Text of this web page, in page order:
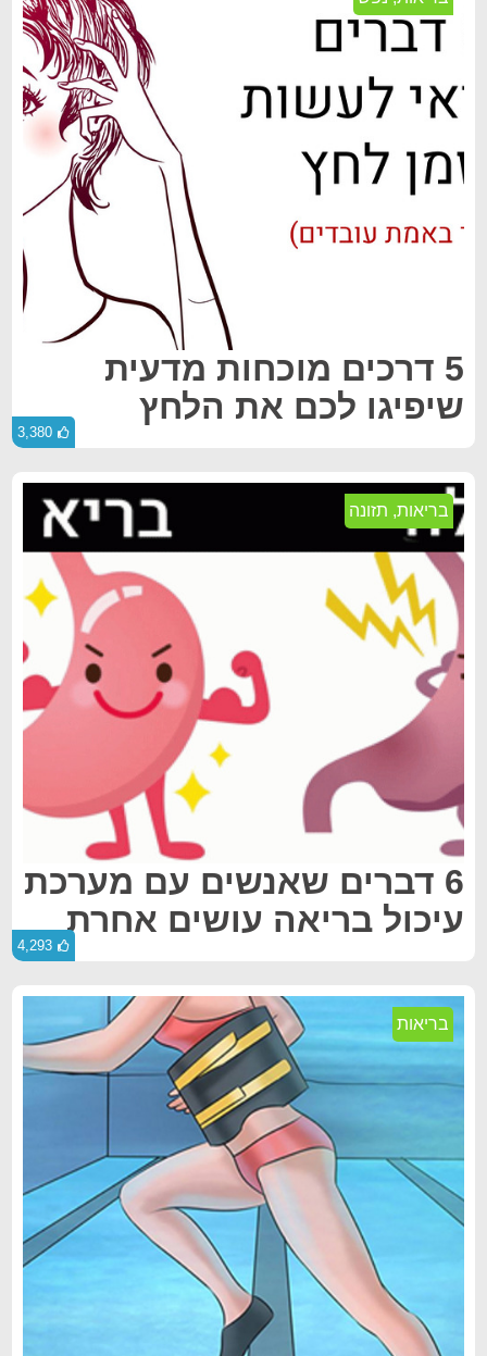
5 דרכים מוכחות מדעית
שיפיגו לכם את הלחץ
3,380
בריאות, תזונה
6 דברים שאנשים עם מערכת
עיכול בריאה עושים אחרת
4,293
בריאות